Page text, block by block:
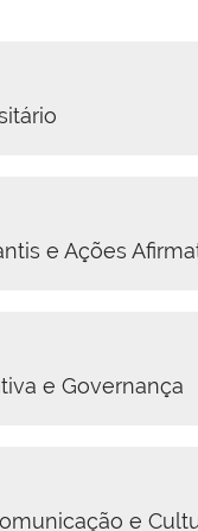
e Ações
e Governança
e